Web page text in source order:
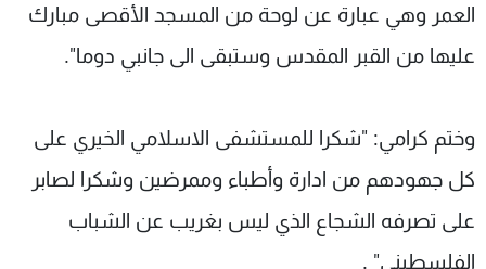
العمر وهي عبارة عن لوحة من المسجد الأقصى مبارك
عليها من القبر المقدس وستبقى الى جانبي دوما".
وختم كرامي: "شكرا للمستشفى الاسلامي الخيري على
كل جهودهم من ادارة وأطباء وممرضين وشكرا لصابر
على تصرفه الشجاع الذي ليس بغريب عن الشباب
الفلسطيني" .